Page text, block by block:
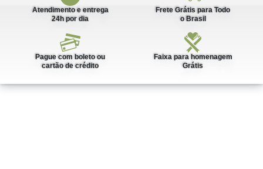
Atendimento e entrega
24h por dia
Frete Grátis para Todo
o Brasil
Pague com boleto ou
cartão de crédito
Faixa para homenagem
Grátis